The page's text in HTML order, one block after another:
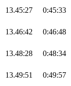
13.45:27 0:45:33
13.46:42 0:46:48
13.48:28 0:48:34
13.49:51 0:49:57